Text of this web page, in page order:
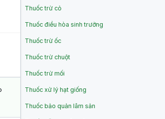
Thuốc trừ cỏ
Thuốc điều hòa sinh trưởng
Thuốc trừ ốc
Thuốc trừ chuột
Thuốc trừ mối
Thuốc xử lý hạt giống
Thuốc bảo quản lâm sản